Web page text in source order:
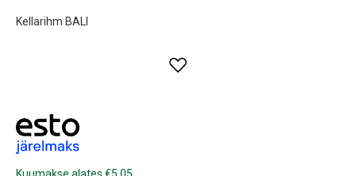
Kellarihm BALI